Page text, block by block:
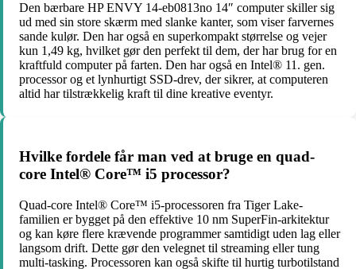
Den bærbare HP ENVY 14-eb0813no 14″ computer skiller sig
ud med sin store skærm med slanke kanter, som viser farvernes
sande kulør. Den har også en superkompakt størrelse og vejer
kun 1,49 kg, hvilket gør den perfekt til dem, der har brug for en
kraftfuld computer på farten. Den har også en Intel® 11. gen.
processor og et lynhurtigt SSD-drev, der sikrer, at computeren
altid har tilstrækkelig kraft til dine kreative eventyr.
Hvilke fordele får man ved at bruge en quad-
core Intel® Core™ i5 processor?
Quad-core Intel® Core™ i5-processoren fra Tiger Lake-
familien er bygget på den effektive 10 nm SuperFin-arkitektur
og kan køre flere krævende programmer samtidigt uden lag eller
langsom drift. Dette gør den velegnet til streaming eller tung
multi-tasking. Processoren kan også skifte til hurtig turbotilstand